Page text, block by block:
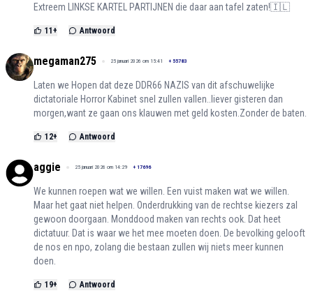
Extreem LINKSE KARTEL PARTIJNEN die daar aan tafel zaten!🇮🇱
11 + Antwoord
megaman275 25 januari 2026 om 15:41 + 55783
Laten we Hopen dat deze DDR66 NAZIS van dit afschuwelijke
dictatoriale Horror Kabinet snel zullen vallen..liever gisteren dan
morgen,want ze gaan ons klauwen met geld kosten.Zonder de baten.
12+ Antwoord
aggie 25 januari 2026 om 14:29 + 17696
We kunnen roepen wat we willen. Een vuist maken wat we willen.
Maar het gaat niet helpen. Onderdrukking van de rechtse kiezers zal
gewoon doorgaan. Monddood maken van rechts ook. Dat heet
dictatuur. Dat is waar we het mee moeten doen. De bevolking gelooft
de nos en npo, zolang die bestaan zullen wij niets meer kunnen
doen.
19+ Antwoord